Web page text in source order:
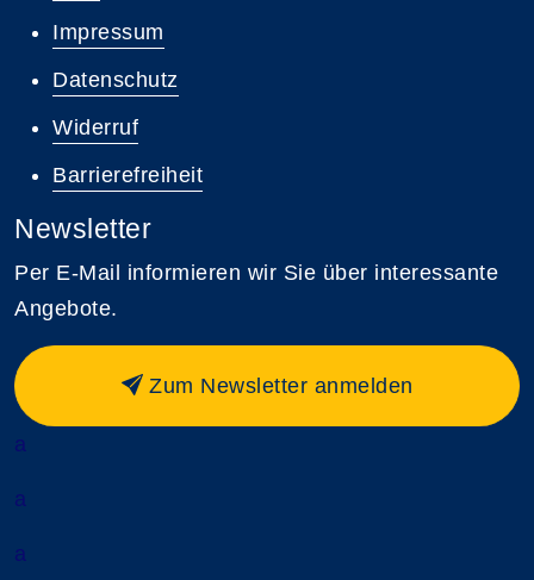
Impressum
Datenschutz
Widerruf
Barrierefreiheit
Newsletter
Per E-Mail informieren wir Sie über interessante
Angebote.
Zum Newsletter anmelden
a
a
a